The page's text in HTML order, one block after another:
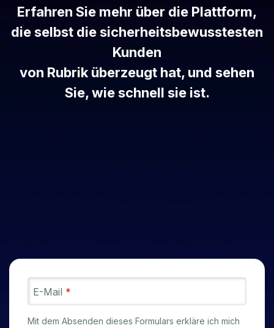
Erfahren Sie mehr über die Plattform,
die selbst die sicherheitsbewusstesten
Kunden
von Rubrik überzeugt hat, und sehen
Sie, wie schnell sie ist.
E-Mail *
Mit dem Absenden dieses Formulars erkläre ich mich